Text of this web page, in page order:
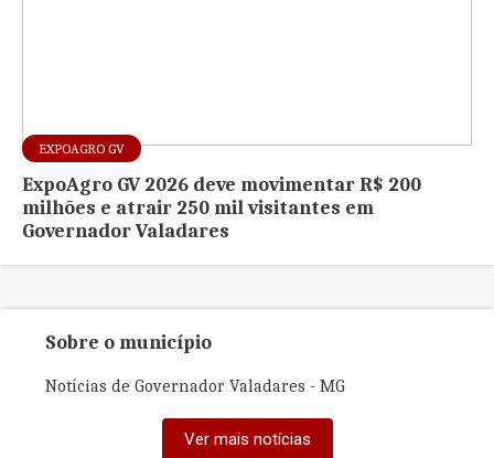
EXPOAGRO GV
ExpoAgro GV 2026 deve movimentar R$ 200
milhões e atrair 250 mil visitantes em
Governador Valadares
Sobre o município
Notícias de Governador Valadares - MG
Ver mais notícias